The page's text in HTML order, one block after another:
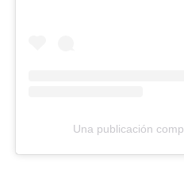
Una publicación